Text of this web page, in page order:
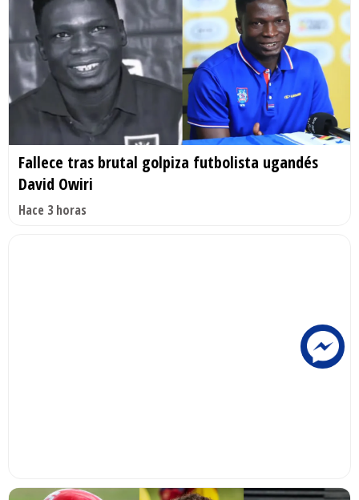
Fallece tras brutal golpiza futbolista ugandés
David Owiri
Hace 3 horas